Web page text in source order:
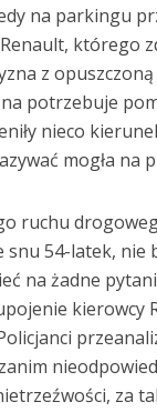
na parkingu
którego
z
potrzebuje
nieco
mogła na
ruchu
54-latek, nie
na żadne
za